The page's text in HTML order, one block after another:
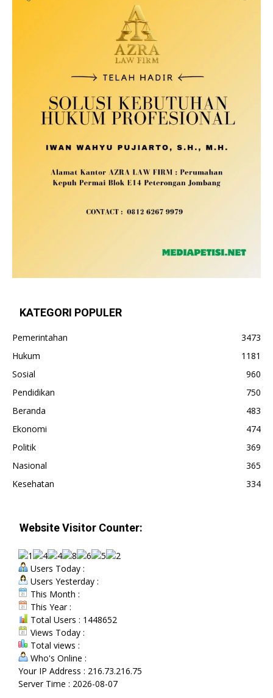
KATEGORI POPULER
Pemerintahan
3473
Hukum
1181
Sosial
960
Pendidikan
750
Beranda
483
Ekonomi
474
Politik
369
Nasional
365
Kesehatan
334
Website Visitor Counter:
Users Today :
Users Yesterday :
This Month :
This Year :
Total Users : 1448652
Views Today :
Total views :
Who's Online :
Your IP Address : 216.73.216.75
Server Time : 2026-08-07